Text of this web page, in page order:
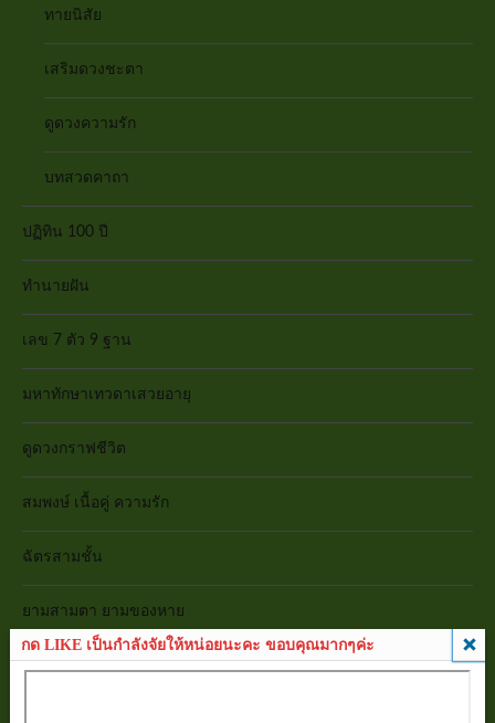
ทายนิสัย
เสริมดวงชะตา
ดูดวงความรัก
บทสวดคาถา
ปฏิทิน 100 ปี
ทำนายฝัน
เลข 7 ตัว 9 ฐาน
มหาทักษาเทวดาเสวยอายุ
ดูดวงกราฟชีวิต
สมพงษ์ เนื้อคู่ ความรัก
ฉัตรสามชั้น
ยามสามตา ยามของหาย
ดูดวงเบอร์โทรศัพท์มือถือ
กด LIKE เป็นกำลังจัยให้หน่อยนะคะ ขอบคุณมากๆค่ะ